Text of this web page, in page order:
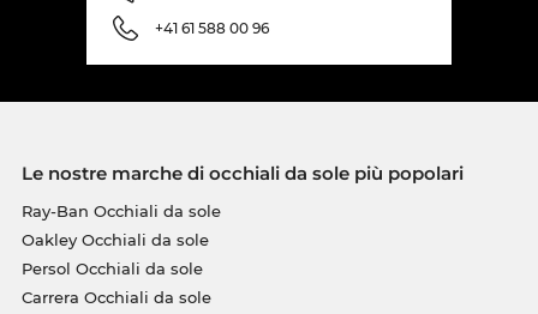
+41 61 588 00 96
Le nostre marche di occhiali da sole più popolari
Ray-Ban Occhiali da sole
Oakley Occhiali da sole
Persol Occhiali da sole
Carrera Occhiali da sole